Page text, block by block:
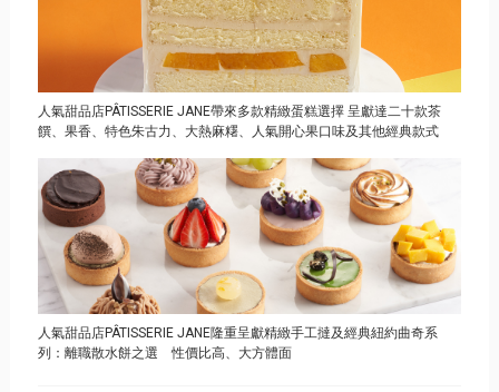
人氣甜品店PÂTISSERIE JANE帶來多款精緻蛋糕選擇 呈獻達二十款茶
饌、果香、特色朱古力、大熱麻糬、人氣開心果口味及其他經典款式
人氣甜品店PÂTISSERIE JANE隆重呈獻精緻手工撻及經典紐約曲奇系
列：離職散水餅之選 性價比高、大方體面